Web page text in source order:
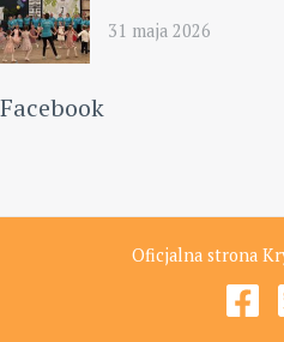
31 maja 2026
Facebook
Oficjalna strona